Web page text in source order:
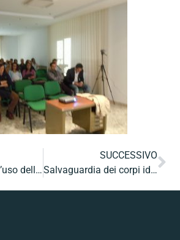
Sostenibilità nell’uso della risorsa idrica in ambito domestico e aziendale
SUCCESSIVO
Salvaguardia dei corpi idrici dalla contaminazione da composti xenobiotici: nuovi strumenti per l’analisi, il controllo ed il trattamento